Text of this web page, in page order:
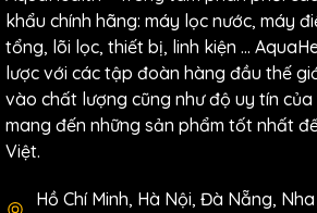
khẩu chính hãng: máy lọc nước, máy
tổng, lõi lọc, thiết bị, linh kiện …
lược với các tập đoàn hàng đầu thế
vào chất lượng cũng như độ uy tín của
mang đến những sản phẩm tốt nhất
Việt.
Hồ Chí Minh, Hà Nội, Đà Nẵng,